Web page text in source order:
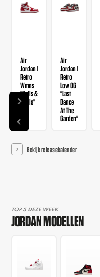
Air
Jordan 1
Retro
Wmns
"Nails &
Grails"
Air
Jordan 1
Retro
Low OG
"Last
Dance
At The
Garden"
Bekijk releasekalender
TOP 5 DEZE WEEK
JORDAN MODELLEN